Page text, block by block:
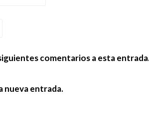
comentarios a esta
nueva entrada.